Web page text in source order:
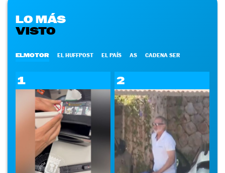
LO MÁS
VISTO
ELMOTOR EL HUFFPOST EL PAÍS AS CADENA SER
1 2